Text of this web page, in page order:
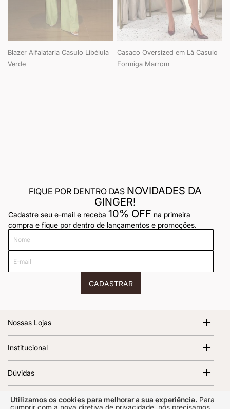
Utilizamos os cookies para melhorar a sua experiência. Para
cumprir com a nova diretiva de privacidade, nós precisamos
Blazer Alfaiataria Casulo Libélula
Verde
Casaco Oversized em Lã Casulo
Formiga Marrom
FIQUE POR DENTRO DAS NOVIDADES DA
GINGER!
Cadastre seu e-mail e receba 10% OFF na primeira
compra e fique por dentro de lançamentos e promoções.
mail
CADASTRAR
Nossas Lojas
Av. Magalhães de Castro, 12000 - Morumbi São Paulo - SP,
05676-120 | 1º Piso
Abrir no Google Maps
Institucional
Dúvidas
Trocas e Devoluções
Atendimento